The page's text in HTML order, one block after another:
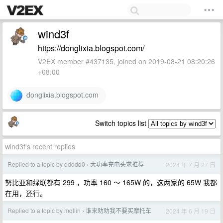
wind3f
https://donglixia.blogspot.com/
V2EX member #437135, joined on 2019-08-21 08:20:26
+08:00
donglixia.blogspot.com
Switch topics list
wind3f's recent replies
Replied to a topic by ddddd0 › 大功率充电头求推荐 2024 年 7 月 27 日
努比亚和绿联都有 299 ，功率 160 ～ 165W 的，这两家的 65W 我都
在用，还行。
Replied to a topic by mqllin › 谁来劝劝我不要买摩托车 2024 年 6 月 19 日